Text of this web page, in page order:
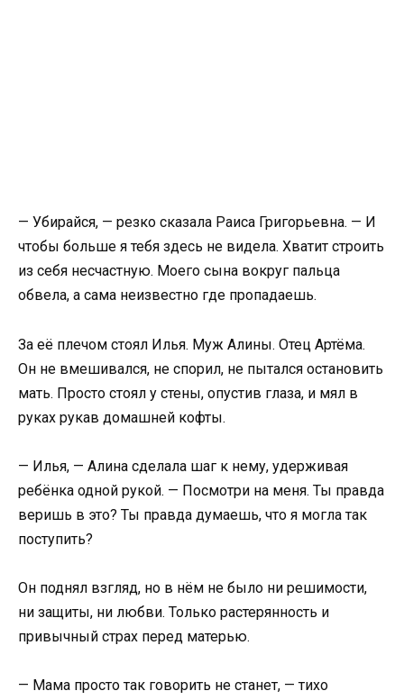
— Убирайся, — резко сказала Раиса Григорьевна. — И
чтобы больше я тебя здесь не видела. Хватит строить
из себя несчастную. Моего сына вокруг пальца
обвела, а сама неизвестно где пропадаешь.
За её плечом стоял Илья. Муж Алины. Отец Артёма.
Он не вмешивался, не спорил, не пытался остановить
мать. Просто стоял у стены, опустив глаза, и мял в
руках рукав домашней кофты.
— Илья, — Алина сделала шаг к нему, удерживая
ребёнка одной рукой. — Посмотри на меня. Ты правда
веришь в это? Ты правда думаешь, что я могла так
поступить?
Он поднял взгляд, но в нём не было ни решимости,
ни защиты, ни любви. Только растерянность и
привычный страх перед матерью.
— Мама просто так говорить не станет, — тихо